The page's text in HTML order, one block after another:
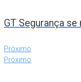
GT Segurança
Próximo
Próximo